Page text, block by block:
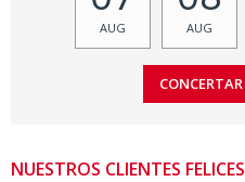
AUG AUG
NUESTROS CLIENTES FELICES